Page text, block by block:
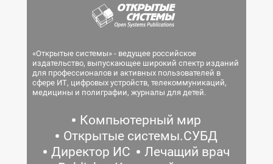
«Открытые системы» - ведущее российское
издательство, выпускающее широкий спектр изданий
для профессионалов и активных пользователей в
сфере ИТ, цифровых устройств, телекоммуникаций,
медицины и полиграфии, журналы для детей.
Компьютерный мир
Открытые системы.СУБД
Директор ИС
Лечащий врач